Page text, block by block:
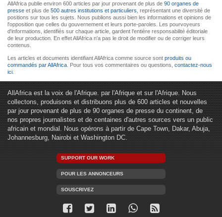
AllAfrica publie environ 600 articles par jour provenant de plus de 90 organes de
presse et plus de 500 autres institutions et particuliers , représentant une diversité de
positions sur tous les sujets. Nous publions aussi bien les informations et opinions de
l'opposition que celles du gouvernement et leurs porte-paroles. Les pourvoyeurs
d'informations, identifiés sur chaque article, gardent l'entière responsabilité éditoriale
de leur production. En effet AllAfrica n'a pas le droit de modifier ou de corriger leurs
contenus.
Les articles et documents identifiant AllAfrica comme source sont produits ou
commandés par AllAfrica . Pour tous vos commentaires ou questions, contactez-nous
ici
AllAfrica est la voix de l'Afrique. par l'Afrique et sur l'Afrique. Nous
collectons, produisons et distribuons plus de 600 articles et nouvelles
par jour provenant de plus de 90 organes de presse du continent, de
nos propres journalistes et de centaines d'autres sources vers un public
africain et mondial. Nous opérons à partir de Cape Town, Dakar, Abuja,
Johannesburg, Nairobi et Washington DC.
SUPPORT OUR WORK
POUR LES ANNONCEURS
SOUSCRIVEZ